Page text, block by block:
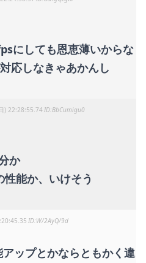
にしても恩恵薄いからな
応しなきゃあかんし
) 22:28:55.74 BbCumigu0
か
性能か、いけそう
W/2AyQ/9d
ップとかならともかく違